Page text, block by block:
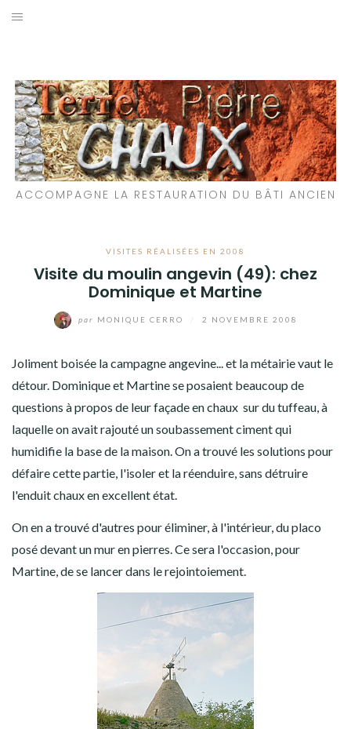
Aller
ACCOMPAGNE LA RESTAURATION DU BÂTI ANCIEN
VISITES RÉALISÉES EN 2008
Visite du moulin angevin (49): chez
Dominique et Martine
par MONIQUE CERRO 2 NOVEMBRE 2008
Joliment boisée la campagne angevine... et la métairie vaut le
détour. Dominique et Martine se posaient beaucoup de
questions à propos de leur façade en chaux sur du tuffeau, à
laquelle on avait rajouté un soubassement ciment qui
humidifie la base de la maison. On a trouvé les solutions pour
défaire cette partie, l'isoler et la réenduire, sans détruire
l'enduit chaux en excellent état.
On en a trouvé d'autres pour éliminer, à l'intérieur, du placo
posé devant un mur en pierres. Ce sera l'occasion, pour
Martine, de se lancer dans le rejointoiement.
PARTICIPATIFS
CHANTIERS RÉALISÉS
QUE PROPOSONS-NOUS ?